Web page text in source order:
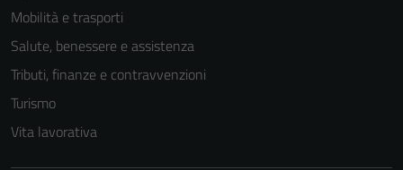
Mobilità e trasporti
Salute, benessere e assistenza
Tributi, finanze e contravvenzioni
Turismo
Vita lavorativa